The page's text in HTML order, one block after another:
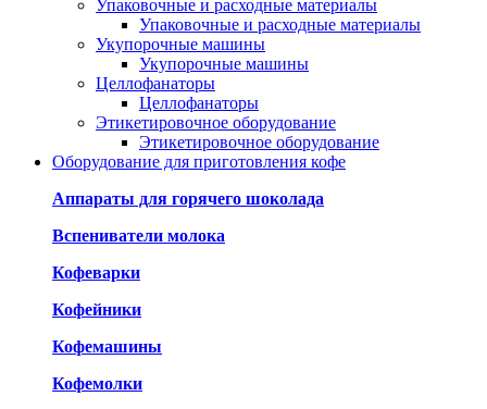
Упаковочные и расходные материалы
Упаковочные и расходные материалы
Укупорочные машины
Укупорочные машины
Целлофанаторы
Целлофанаторы
Этикетировочное оборудование
Этикетировочное оборудование
Оборудование для приготовления кофе
Аппараты для горячего шоколада
Вспениватели молока
Кофеварки
Кофейники
Кофемашины
Кофемолки